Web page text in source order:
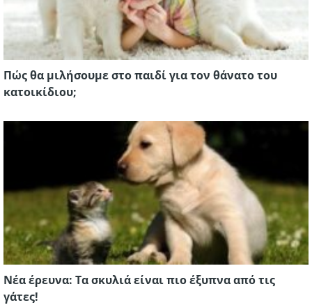
Πώς θα μιλήσουμε στο παιδί για τον θάνατο του
κατοικίδιου;
Νέα έρευνα: Τα σκυλιά είναι πιο έξυπνα από τις
γάτες!